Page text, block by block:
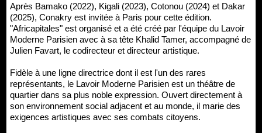
Après Bamako (2022), Kigali (2023), Cotonou (2024) et Dakar
(2025), Conakry est invitée à Paris pour cette édition.
"Africapitales" est organisé et a été créé par l'équipe du Lavoir
Moderne Parisien avec à sa tête Khalid Tamer, accompagné de
Julien Favart, le codirecteur et directeur artistique.
Fidèle à une ligne directrice dont il est l'un des rares
représentants, le Lavoir Moderne Parisien est un théâtre de
quartier dans sa plus noble expression. Ouvert directement à
son environnement social adjacent et au monde, il marie des
exigences artistiques avec ses combats citoyens.